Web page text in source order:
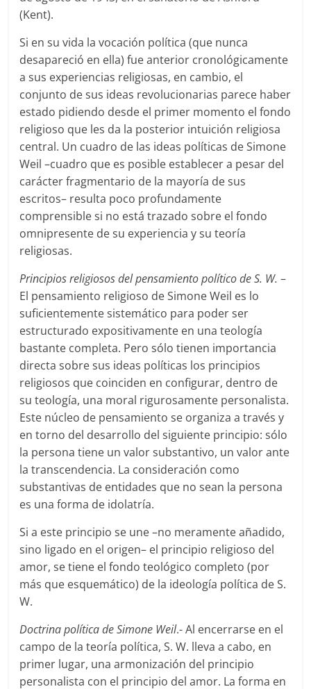
(Kent).
Si en su vida la vocación política (que nunca
desapareció en ella) fue anterior cronológicamente
a sus experiencias religiosas, en cambio, el
conjunto de sus ideas revolucionarias parece haber
estado pidiendo desde el primer momento el fondo
religioso que les da la posterior intuición religiosa
central. Un cuadro de las ideas políticas de Simone
Weil –cuadro que es posible establecer a pesar del
carácter fragmentario de la mayoría de sus
escritos– resulta poco profundamente
comprensible si no está trazado sobre el fondo
omnipresente de su experiencia y su teoría
religiosas.
Principios religiosos del pensamiento político de S. W. –
El pensamiento religioso de Simone Weil es lo
suficientemente sistemático para poder ser
estructurado expositivamente en una teología
bastante completa. Pero sólo tienen importancia
directa sobre sus ideas políticas los principios
religiosos que coinciden en configurar, dentro de
su teología, una moral rigurosamente personalista.
Este núcleo de pensamiento se organiza a través y
en torno del desarrollo del siguiente principio: sólo
la persona tiene un valor substantivo, un valor ante
la transcendencia. La consideración como
substantivas de entidades que no sean la persona
es una forma de idolatría.
Si a este principio se une –no meramente añadido,
sino ligado en el origen– el principio religioso del
amor, se tiene el fondo teológico completo (por
más que esquemático) de la ideología política de S.
W.
Doctrina política de Simone Weil.- Al encerrarse en el
campo de la teoría política, S. W. lleva a cabo, en
primer lugar, una armonización del principio
personalista con el principio del amor. La forma en